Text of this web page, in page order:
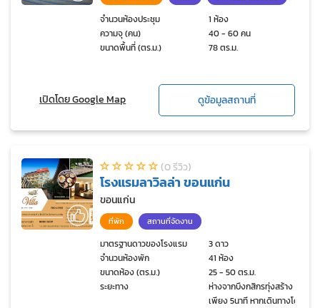
จำนวนห้องประชุม
1 ห้อง
ความจุ (คน)
40 - 60 คน
ขนาดพื้นที่ (ตร.ม.)
78 ตร.ม.
เปิดโดย Google Map ดูข้อมูลสถานที่
(0 รีวิว)
โรงแรมลาวิลล่า ขอนแก่น
ขอนแก่น
ที่พัก สถานที่จัดงาน
มาตรฐานดาวของโรงแรม
3 ดาว
จำนวนห้องพัก
41 ห้อง
ขนาดห้อง (ตร.ม.)
25 - 50 ตร.ม.
ระยะทาง
ห่างจากบึงกสิกรทุ่งสร้าง
เพียง 5นาที หากเดินทางโดย